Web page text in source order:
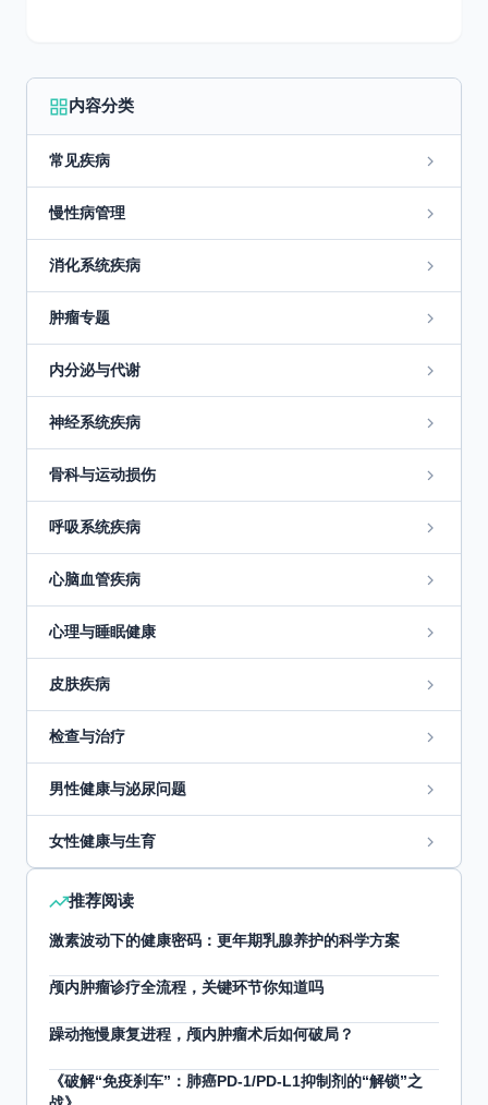
内容分类
常见疾病
慢性病管理
消化系统疾病
肿瘤专题
内分泌与代谢
神经系统疾病
骨科与运动损伤
呼吸系统疾病
心脑血管疾病
心理与睡眠健康
皮肤疾病
检查与治疗
男性健康与泌尿问题
女性健康与生育
推荐阅读
激素波动下的健康密码：更年期乳腺养护的科学方案
颅内肿瘤诊疗全流程，关键环节你知道吗
躁动拖慢康复进程，颅内肿瘤术后如何破局？
《破解“免疫刹车”：肺癌PD-1/PD-L1抑制剂的“解锁”之